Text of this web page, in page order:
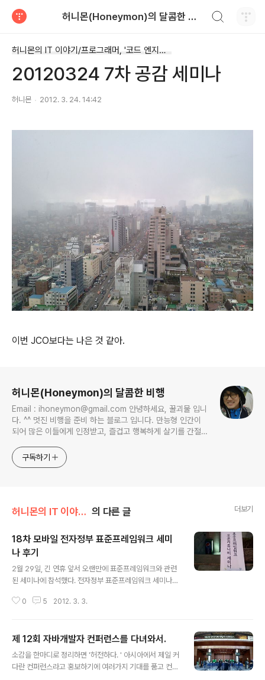
허니몬(Honeymon)의 달콤한 비행
허니몬의 IT 이야기/프로그래머, '코드 엔지니어'
20120324 7차 공감 세미나
허니몬 2012. 3. 24. 14:42
이번 JCO보다는 나은 것 같아.
허니몬(Honeymon)의 달콤한 비행
Email : ihoneymon@gmail.com 안녕하세요, 꿀괴물 입니
다. ^^ 멋진 비행을 준비 하는 블로그 입니다. 만능형 인간이
되어 많은 이들에게 인정받고, 즐겁고 행복하게 살기를 간절히
지켜봐주세요!! ^^
구독하기
허니몬의 IT 이야기/프로그래머, '코드 엔지니어' 의 다른 글 더보기
18차 모바일 전자정부 표준프레임워크 세미
나 후기
2월 29일, 긴 연휴 앞서 오랜만에 표준프레임워크와 관련
된 세미나에 참석했다. 전자정부 표준프레임워크 세미나의
고파오기 때문에 시기적절하게 내놓는 이 샌드위치가 이리
데, 지금은 옆에 있는 휴게실에서 먹고 들어가도록 하고 있
었다. 세미나실에서 쩝쩝거리면서 먹기도 거시기 했는데,
별도로 먹을 공간을 마련해준 건 감사하다. 조금 아쉬운 점
0 5 2012. 3. 3.
제 12회 자바개발자 컨퍼런스를 다녀와서.
소감을 한마디로 정리하면 '허전하다. ' 아시아에서 제일 커
다란 컨퍼런스라고 홍보하기에 여러가지 기대를 품고 컨퍼